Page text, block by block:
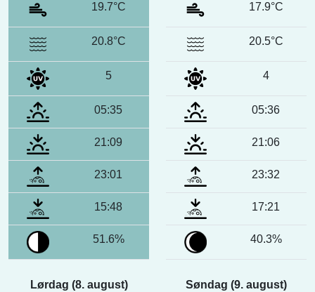
19.7°C
20.8°C
5
05:35
21:09
23:01
15:48
51.6%
17.9°C
20.5°C
4
05:36
21:06
23:32
17:21
40.3%
Lørdag (8. august) Søndag (9. august)